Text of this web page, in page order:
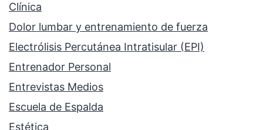
Clínica
Dolor lumbar y entrenamiento de fuerza
Electrólisis Percutánea Intratisular (EPI)
Entrenador Personal
Entrevistas Medios
Escuela de Espalda
Estética